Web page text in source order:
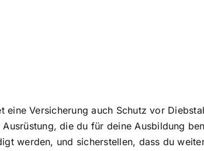
eine Versicherung auch Schutz vor
die du für deine Ausbildung
werden, und sicherstellen, dass du